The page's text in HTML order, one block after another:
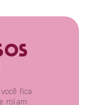
fica
rolam